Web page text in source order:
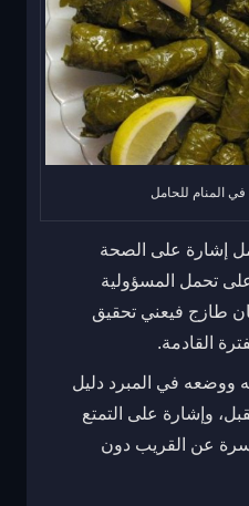
المنام للحامل
إشارة على الصحة
على تحمل المسؤولية
طازج فيعني تحقيق
القادمة.
ووضعه في المبرد دليل
وإشارة على التمتع
عن القريب دون